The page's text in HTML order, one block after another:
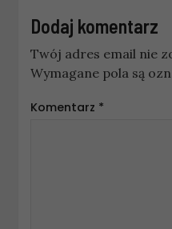
Dodaj komentarz
Twój adres email nie
Wymagane pola są
Komentarz *